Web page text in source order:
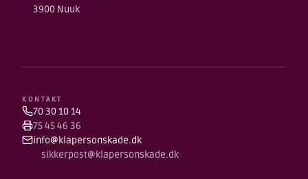
3900 Nuuk
KONTAKT
70 30 10 14
75 45 46 36
info@klapersonskade.dk
sikkerpost@klapersonskade.dk